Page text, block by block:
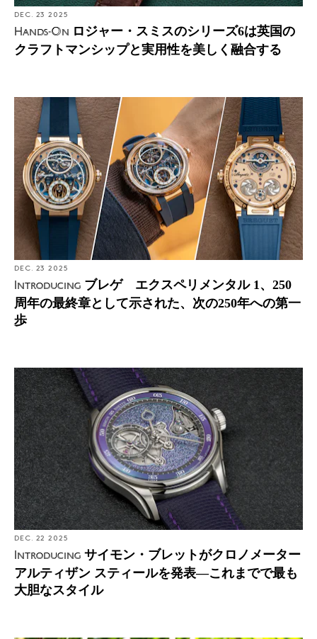
DEC. 23 2025
Hands-On ロジャー・スミスのシリーズ6は英国の
クラフトマンシップと実用性を美しく融合する
DEC. 23 2025
Introducing ブレゲ エクスペリメンタル 1、250
周年の最終章として示された、次の250年への第一
歩
DEC. 22 2025
Introducing サイモン・ブレットがクロノメーター
アルティザン スティールを発表―これまでで最も
大胆なスタイル